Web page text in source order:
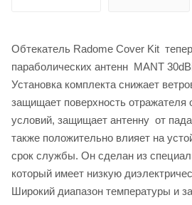
Обтекатель Radome Cover Kit
параболических антенн MANT
Установка комплекта снижает
защищает поверхность отражателя
условий, защищает антенну от
также положительно влияет на
срок службы. Он сделан из
который имеет низкую
Широкий диапазон температуры и